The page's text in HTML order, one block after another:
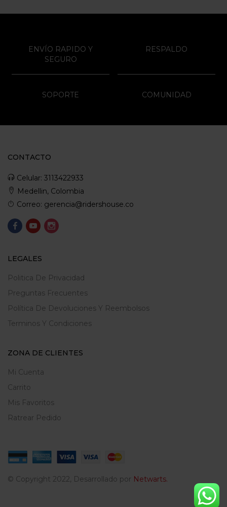
ENVÍO RAPIDO Y
SEGURO
RESPALDO
SOPORTE COMUNIDAD
CONTACTO
Celular: 3113422933
Medellin, Colombia
Correo: gerencia@ridershouse.co
LEGALES
Politica De Privacidad
Preguntas Frecuentes
Política De Devoluciones Y Reembolsos
Terminos Y Condiciones
ZONA DE CLIENTES
Mi Cuenta
Carrito
Mis Favoritos
Ratrear Pedido
© Copyright 2022, Desarrollado por Netwarts.